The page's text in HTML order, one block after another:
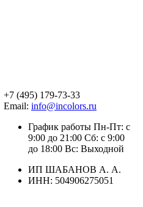
+7 (495) 179-73-33
Email: info@incolors.ru
График работы Пн-Пт: с
9:00 до 21:00 Сб: с 9:00
до 18:00 Вс: Выходной
ИП ШАБАНОВ А. А.
ИНН: 504906275051